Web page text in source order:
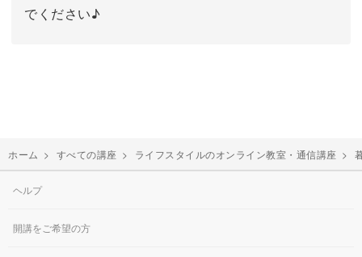
でください♪
ホーム > すべての講座 > ライフスタイルのオンライン教室・通信講座 >
ヘルプ
開講をご希望の方